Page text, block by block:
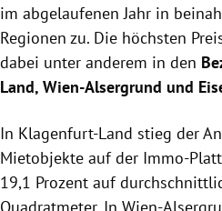
im abgelaufenen Jahr in
Regionen zu. Die höchsten
dabei unter anderem in den
Land, Wien-Alsergrund und
In Klagenfurt-Land stieg der
Mietobjekte auf der Immo-
19,1 Prozent auf
Quadratmeter. In Wien-